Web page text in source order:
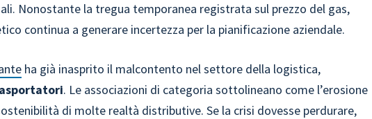
Nonostante la tregua temporanea registrata sul prezzo del gas,
continua a generare incertezza per la pianificazione aziendale.
ha già inasprito il malcontento nel settore della logistica,
. Le associazioni di categoria sottolineano come l’erosione
di molte realtà distributive. Se la crisi dovesse perdurare,